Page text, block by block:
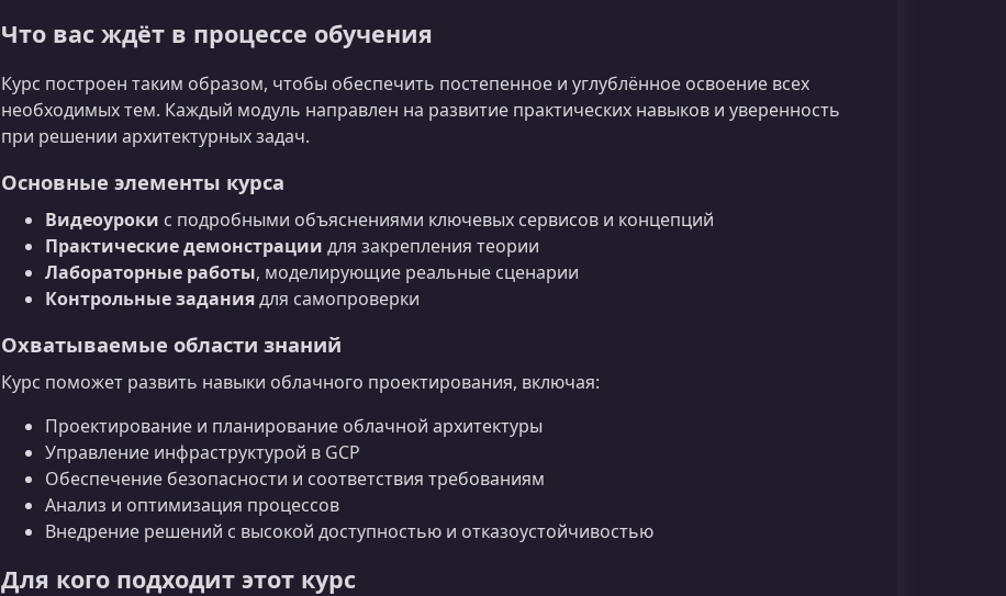
Что вас ждёт в процессе обучения
Курс построен таким образом, чтобы обеспечить постепенное и углублённое освоение всех
необходимых тем. Каждый модуль направлен на развитие практических навыков и уверенность
при решении архитектурных задач.
Основные элементы курса
Видеоуроки с подробными объяснениями ключевых сервисов и концепций
Практические демонстрации для закрепления теории
Лабораторные работы, моделирующие реальные сценарии
Контрольные заданиядля самопроверки
Охватываемые области знаний
Курс поможет развить навыки облачного проектирования, включая:
Проектирование и планирование облачной архитектуры
Управление инфраструктурой в GCP
Обеспечение безопасности и соответствия требованиям
Анализ и оптимизация процессов
Внедрение решений с высокой доступностью и отказоустойчивостью
Для кого подходит этот курс